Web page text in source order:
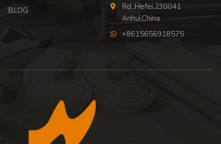
BLOG
Rd.,Hefei,230041
Anhui,China
+8615656918575